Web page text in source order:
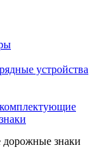
устройства
знаки